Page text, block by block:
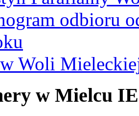
odbioru
Woli
w Mielcu IE